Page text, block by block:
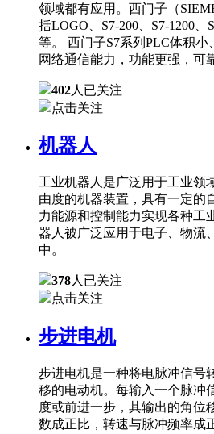
领域都有应用。西门子（
括LOGO、S7-200、S7-1200、
等。 西门子S7系列PLC体积
网络通信能力，功能更强，可
402人已关注
点击关注
机器人
工业机器人是广泛用于工业领
由度的机器装置，具有一定的
力能源和控制能力实现各种工
器人被广泛应用于电子、物流
中。
378人已关注
点击关注
步进电机
步进电机是一种将电脉冲信号
移的电动机。每输入一个脉冲
度或前进一步，其输出的角位
数成正比，转速与脉冲频率成